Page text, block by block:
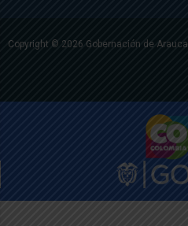
Copyright © 2026 Gobernación de Arauca